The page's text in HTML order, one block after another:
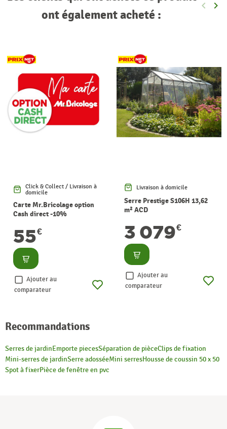
ont également acheté :
keyboard_arrow_left keyboard_arrow_right
Click & Collect / Livraison à
domicile
Carte Mr.Bricolage option
Cash direct -10%
55€
Consulter
Ajouter au
comparateur
Livraison à domicile
Serre Prestige S106H 13,62
m² ACD
3 079€
Consulter
Ajouter au
comparateur
Recommandations
Serres de jardinEmporte piecesSéparation de pièceClips de fixation
Mini-serres de jardinSerre adosséeMini serresHousse de coussin 50 x 50
Spot à fixerPièce de fenêtre en pvc